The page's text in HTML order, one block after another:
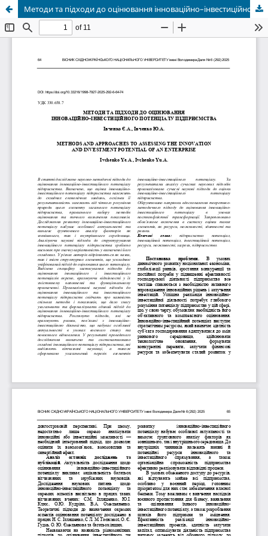
Методи та підходи до оцінювання інноваційно–інвестиційного потенціалу підприємства